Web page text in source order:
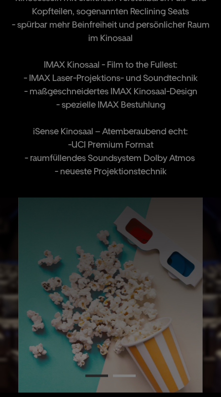
Kopfteilen, sogenannten Reclining Seats
- spürbar mehr Beinfreiheit und persönlicher Raum
im Kinosaal
IMAX Kinosaal - Film to the Fullest:
- IMAX Laser-Projektions- und Soundtechnik
- maßgeschneidertes IMAX Kinosaal-Design
- spezielle IMAX Bestuhlung
iSense Kinosaal – Atemberaubend echt:
-UCI Premium Format
- raumfüllendes Soundsystem Dolby Atmos
- neueste Projektionstechnik